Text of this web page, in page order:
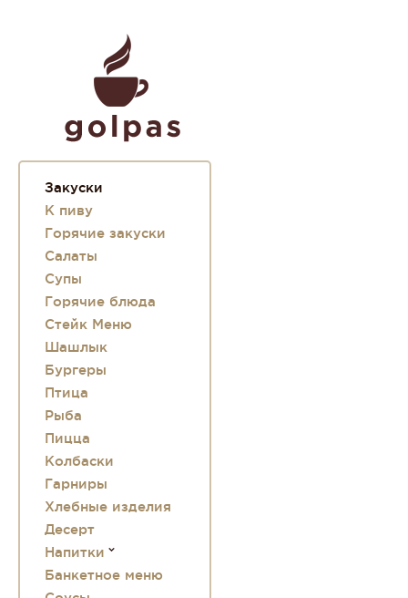
Закуски
К пиву
Горячие закуски
Салаты
Супы
Горячие блюда
Стейк Меню
Шашлык
Бургеры
Птица
Рыба
Пицца
Колбаски
Гарниры
Хлебные изделия
Десерт
Напитки
Банкетное меню